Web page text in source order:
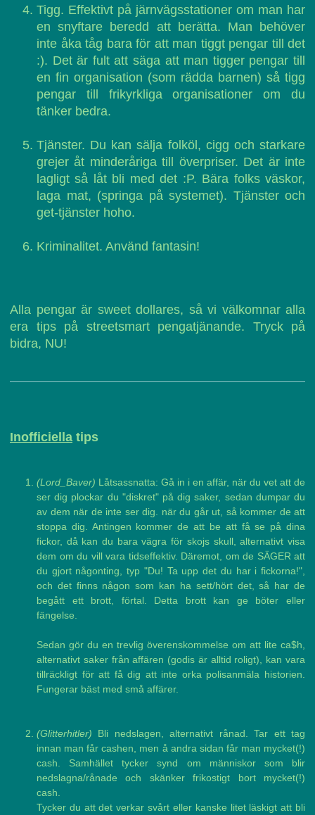
Tigg. Effektivt på järnvägsstationer om man har
en snyftare beredd att berätta. Man behöver
inte åka tåg bara för att man tiggt pengar till det
:). Det är fult att säga att man tigger pengar till
en fin organisation (som rädda barnen) så tigg
pengar till frikyrkliga organisationer om du
tänker bedra.
Tjänster. Du kan sälja folköl, cigg och starkare
grejer åt minderåriga till överpriser. Det är inte
lagligt så låt bli med det :P. Bära folks väskor,
laga mat, (springa på systemet). Tjänster och
get-tjänster hoho.
Kriminalitet. Använd fantasin!
Alla pengar är sweet dollares, så vi välkomnar alla
era tips på streetsmart pengatjänande. Tryck på
bidra, NU!
Inofficiella tips
(Lord_Baver) Låtsassnatta: Gå in i en affär, när du vet att de
ser dig plockar du "diskret" på dig saker, sedan dumpar du
av dem när de inte ser dig. när du går ut, så kommer de att
stoppa dig. Antingen kommer de att be att få se på dina
fickor, då kan du bara vägra för skojs skull, alternativt visa
dem om du vill vara tidseffektiv. Däremot, om de SÄGER att
du gjort någonting, typ "Du! Ta upp det du har i fickorna!",
och det finns någon som kan ha sett/hört det, så har de
begått ett brott, förtal. Detta brott kan ge böter eller
fängelse.
Sedan gör du en trevlig överenskommelse om att lite ca$h,
alternativt saker från affären (godis är alltid roligt), kan vara
tillräckligt för att få dig att inte orka polisanmäla historien.
Fungerar bäst med små affärer.
(Glitterhitler) Bli nedslagen, alternativt rånad. Tar ett tag
innan man får cashen, men å andra sidan får man mycket(!)
cash. Samhället tycker synd om människor som blir
nedslagna/rånade och skänker frikostigt bort mycket(!)
cash.
Tycker du att det verkar svårt eller kanske litet läskigt att bli